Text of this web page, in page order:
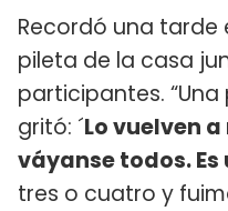
Recordó una tarde
pileta de la casa
participantes.
gritó: ´Lo vuelven
váyanse todos. Es
tres o cuatro y